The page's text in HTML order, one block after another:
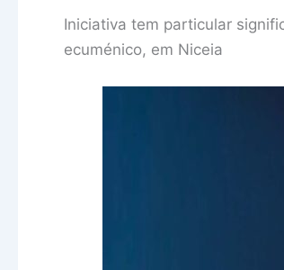
Iniciativa tem particular
ecuménico, em Niceia